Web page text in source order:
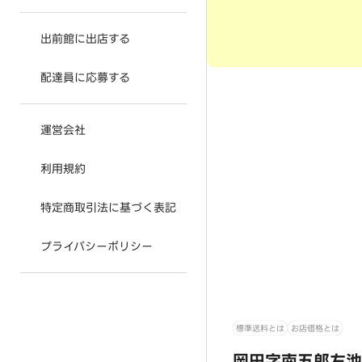
出前館に出店する
配達員に応募する
運営会社
利用規約
特定商取引法に基づく表記
プライバシーポリシー
標準送料とは お店価格とは